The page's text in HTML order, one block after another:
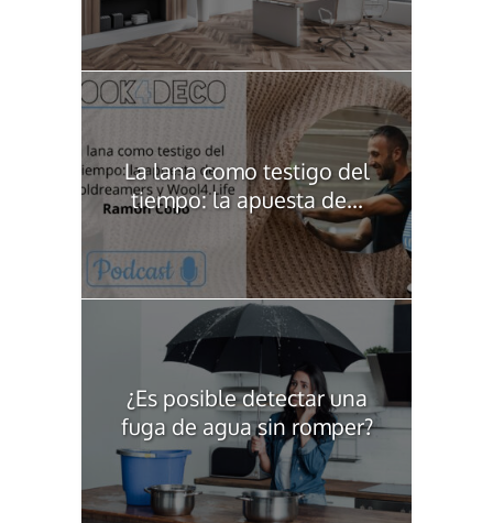
La lana como testigo del
tiempo: la apuesta de...
¿Es posible detectar una
fuga de agua sin romper?